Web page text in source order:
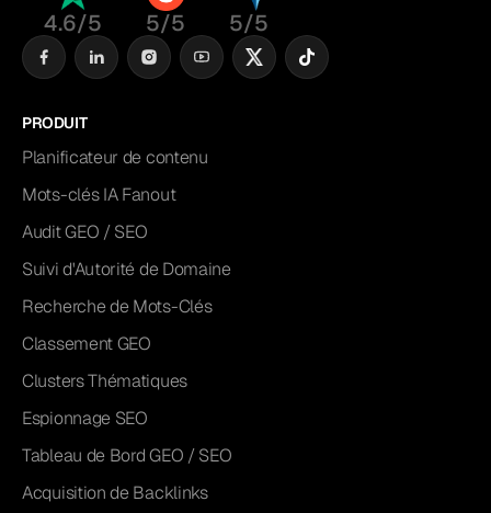
4.6/5 5/5 5/5
PRODUIT
Planificateur de contenu
Mots-clés IA Fanout
Audit GEO / SEO
Suivi d'Autorité de Domaine
Recherche de Mots-Clés
Classement GEO
Clusters Thématiques
Espionnage SEO
Tableau de Bord GEO / SEO
Acquisition de Backlinks